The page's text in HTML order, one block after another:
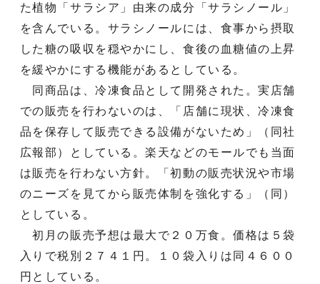
た植物「サラシア」由来の成分「サラシノール」
を含んでいる。サラシノールには、食事から摂取
した糖の吸収を穏やかにし、食後の血糖値の上昇
を緩やかにする機能があるとしている。
同商品は、冷凍食品として開発された。実店舗
での販売を行わないのは、「店舗に現状、冷凍食
品を保存して販売できる設備がないため」（同社
広報部）としている。楽天などのモールでも当面
は販売を行わない方針。「初動の販売状況や市場
のニーズを見てから販売体制を強化する」（同）
としている。
初月の販売予想は最大で２０万食。価格は５袋
入りで税別２７４１円。１０袋入りは同４６００
円としている。